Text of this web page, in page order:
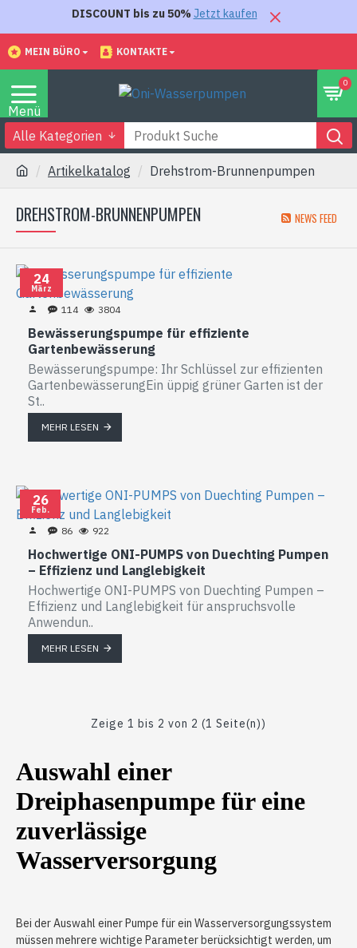
DISCOUNT bis zu 50%Jetzt kaufen
MEIN BÜRO KONTAKTE
0
Alle Kategorien
Artikelkatalog Drehstrom-Brunnenpumpen
DREHSTROM-BRUNNENPUMPEN NEWS FEED
24
März
114 3804
Bewässerungspumpe für effiziente
Gartenbewässerung
Bewässerungspumpe: Ihr Schlüssel zur effizienten
GartenbewässerungEin üppig grüner Garten ist der
St..
MEHR LESEN
26
Feb.
86 922
Hochwertige ONI-PUMPS von Duechting Pumpen
– Effizienz und Langlebigkeit
Hochwertige ONI-PUMPS von Duechting Pumpen –
Effizienz und Langlebigkeit für anspruchsvolle
Anwendun..
MEHR LESEN
Zeige 1 bis 2 von 2 (1 Seite(n))
Auswahl einer
Dreiphasenpumpe für eine
zuverlässige
Wasserversorgung
Bei der Auswahl einer Pumpe für ein Wasserversorgungssystem
müssen mehrere wichtige Parameter berücksichtigt werden, um